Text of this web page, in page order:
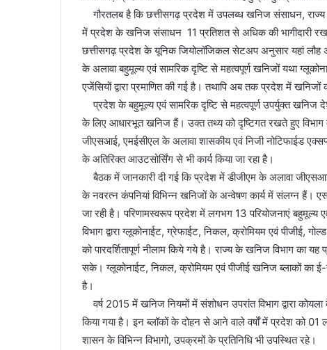
गौरतलब है कि छत्तीसगढ़ प्रदेश में उपलब्ध खनिज संसाधन,
में प्रदेश के खनिज संसाधन 11 प्रतिशत से अधिक की भागीदारी
छत्तीसगढ़ प्रदेश के यूनिक जियोलॉजिकल सेटअप अनुसार यहां लौह
के अलावा बहुमूल्य एवं सामरिक दृष्टि से महत्वपूर्ण खनिजों यथा
एजेंसियों द्वारा प्रमाणित की गई है। तथापि अब तक प्रदेश में
प्रदेश के बहुमूल्य एवं सामरिक दृष्टि से महत्वपूर्ण उपर्युक्त खनिज
के लिए आधारभूत खनिज हैं। उक्त तथ्य को दृष्टिगत रखते हुए विभाग
जीएसआई, एमईसीएल के अलावा शासकीय एवं निजी नोटिफाईड
के अतिरिक्त आउटसोर्सिंग से भी कार्य किया जा रहा है।
बैठक में जानकारी दी गई कि प्रदेश में डीजीएम के अलावा
के नवरत्न कंपनियां विभिन्न खनिजों के अन्वेषण कार्य में संलग्न हैं।
जा रही है। परिणामस्वरूप प्रदेश में लगभग 13 परियोजनाएं
विभाग द्वारा ग्लूकोनाईट, ग्रेफाईट, निकल, क्रोमियम एवं पीजीई,
को पारदर्शितापूर्ण नीलाम किये गये है। राज्य के खनिज विभाग का
सके। ग्लूकोनाईट, निकल, क्रोमियम एवं पीजीई खनिज ब्लाकों का
है।
वर्ष 2015 में खनिज नियमों में संशोधन उपरांत विभाग द्वारा
किया गया है। इन ब्लॉकों के दोहन से आने वाले वर्षों में प्रदेश को
शासन के विभिन्न विभागो, उपक्रमों के प्रतिनिधि भी उपस्थित रहे।